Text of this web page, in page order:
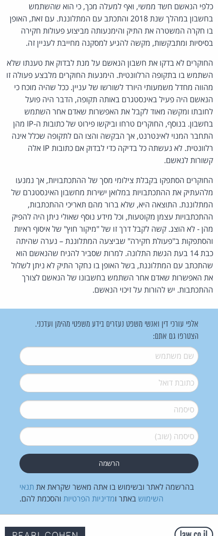
כלפי הנאשם חשד ממשי, ואף למעלה מכך, כי הוא שהשתמש
בחשבון במהלך שנת 2018 והתכתב עם המתלוננת. עם זאת, האופן
בו חקרה המשטרה את התיק והימנעותה מביצוע פעולות חקירה
בסיסיות ומתבקשות, מקשה להגיע למסקנה מחייבת לעניין זה.
החוקרים לא בדקו את חשבון הנאשם על מנת לבדוק את טענתו שלא
השתמש בו בתקופה הרלוונטית. הימנעות החוקרים מלבצע פעולה זו
מהווה מחדל משמעותי היורד לשורשו של עניין. ככל שהיה מוכח כי
הנאשם היה פעיל באינסטגרם באותה תקופה, הדבר היה פועל
לחובתו ומקשה מאוד לקבל את האפשרות שאדם אחר השתמש
בחשבון. בנוסף, החוקרים טרחו וביקשו פירוט של כתובות ה-IP מהן
התחבר המנוי לאינטרנט, אך הבקשה והצו הם לתקופה שכלל אינה
רלוונטית. לא נעשתה כל בדיקה כדי לבדוק אם כתובות IP אלה
קשורות לנאשם.
החוקרים הסתפקו בקבלת צילומי מסך של ההתכתבויות, אך נמנעו
מלהעתיק את ההתכתבויות במלואן ישירות מחשבון האינסטגרם של
המתלוננת. התוצאה היא, שלא ברור מהם תאריכי ההתכתבות,
ההתכתבויות עצמן מקוטעות, וכל מידע נוסף שאולי ניתן היה להפיק
מהן - לא הוצג. קשה לקבל דרך זו של "מיקור חוץ" של איסוף ראיות
והסתפקות ב"פעולת חקירה" שביצעה המתלוננת – נערה שהיתה
כבת 14 בעת הגשת התלונה. למרות שסביר להניח שהנאשם הוא
שהתכתב עם המתלוננת, בשל האופן בו נחקר התיק לא ניתן לשלול
את האפשרות שאדם אחר השתמש בחשבונו של הנאשם לצורך
ההתכתבות. יש להורות על זיכוי הנאשם.
אלפי עורכי דין ואנשי משפט נעזרים בידע משפטי מהימן ועדכני.
הצטרפו גם אתם:
שם משתמש*
דואל*
סיסמה*
סיסמה (שוב)*
בהרשמה לאתר ובשימוש בו אתה מאשר שקראת את תנאי
השימוש באתר ומדיניות הפרטיות והסכמת להם.